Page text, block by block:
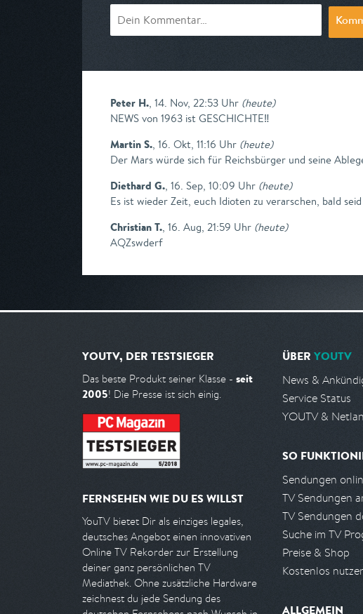
Peter H., 14. Nov, 22:53 Uhr (heute)
NEWS von 1963 ist GESCHICHTE‼️
Martin S., 16. Okt, 11:16 Uhr (heute)
Der Mars würde sich für Reichsbürger und seine
Diethard G., 16. Sep, 10:09 Uhr (heute)
Es ist wieder Zeit, euch Idioten zu verarschen, bald
Christian T., 16. Aug, 21:59 Uhr (heute)
AQZswderf
YOUTV, DER TESTSIEGER
Das beste Produkt seiner Klasse - seit
2005! Die Presse ist sich einig.
FERNSEHEN WIE DU ES WILLST
YouTV bietet Dir als einziges legales,
deutsches Angebot einen innovativen
Online TV Rekorder zur Erstellung
deiner ganz persönlichen TV
Mediathek. Ohne zusätzliche Hardware
zeichnest du jede Sendung des
ÜBER YOUTV
News &
Service Status
YOUTV &
SO
Sendungen
TV Sendungen
TV Sendungen
Suche im TV
Preise & Shop
Kostenlos
ALLGEMEIN